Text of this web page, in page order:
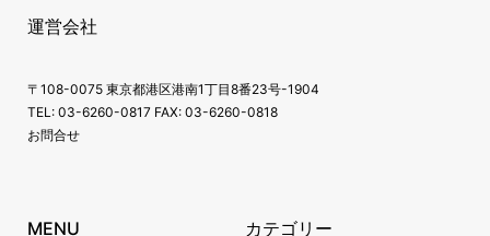
運営会社
〒108-0075 東京都港区港南1丁目8番23号-1904
TEL: 03-6260-0817 FAX: 03-6260-0818
お問合せ
MENU カテゴリー